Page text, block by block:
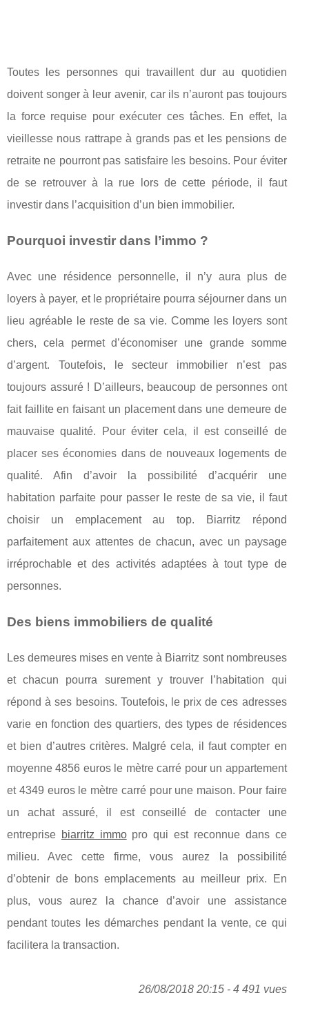
Toutes les personnes qui travaillent dur au quotidien
doivent songer à leur avenir, car ils n’auront pas toujours
la force requise pour exécuter ces tâches. En effet, la
vieillesse nous rattrape à grands pas et les pensions de
retraite ne pourront pas satisfaire les besoins. Pour éviter
de se retrouver à la rue lors de cette période, il faut
investir dans l’acquisition d’un bien immobilier.
Pourquoi investir dans l’immo ?
Avec une résidence personnelle, il n’y aura plus de
loyers à payer, et le propriétaire pourra séjourner dans un
lieu agréable le reste de sa vie. Comme les loyers sont
chers, cela permet d’économiser une grande somme
d’argent. Toutefois, le secteur immobilier n’est pas
toujours assuré ! D’ailleurs, beaucoup de personnes ont
fait faillite en faisant un placement dans une demeure de
mauvaise qualité. Pour éviter cela, il est conseillé de
placer ses économies dans de nouveaux logements de
qualité. Afin d’avoir la possibilité d’acquérir une
habitation parfaite pour passer le reste de sa vie, il faut
choisir un emplacement au top. Biarritz répond
parfaitement aux attentes de chacun, avec un paysage
irréprochable et des activités adaptées à tout type de
personnes.
Des biens immobiliers de qualité
Les demeures mises en vente à Biarritz sont nombreuses
et chacun pourra surement y trouver l’habitation qui
répond à ses besoins. Toutefois, le prix de ces adresses
varie en fonction des quartiers, des types de résidences
et bien d’autres critères. Malgré cela, il faut compter en
moyenne 4856 euros le mètre carré pour un appartement
et 4349 euros le mètre carré pour une maison. Pour faire
un achat assuré, il est conseillé de contacter une
entreprise biarritz immopro qui est reconnue dans ce
milieu. Avec cette firme, vous aurez la possibilité
d’obtenir de bons emplacements au meilleur prix. En
plus, vous aurez la chance d’avoir une assistance
pendant toutes les démarches pendant la vente, ce qui
facilitera la transaction.
26/08/2018 20:15 - 4 491 vues